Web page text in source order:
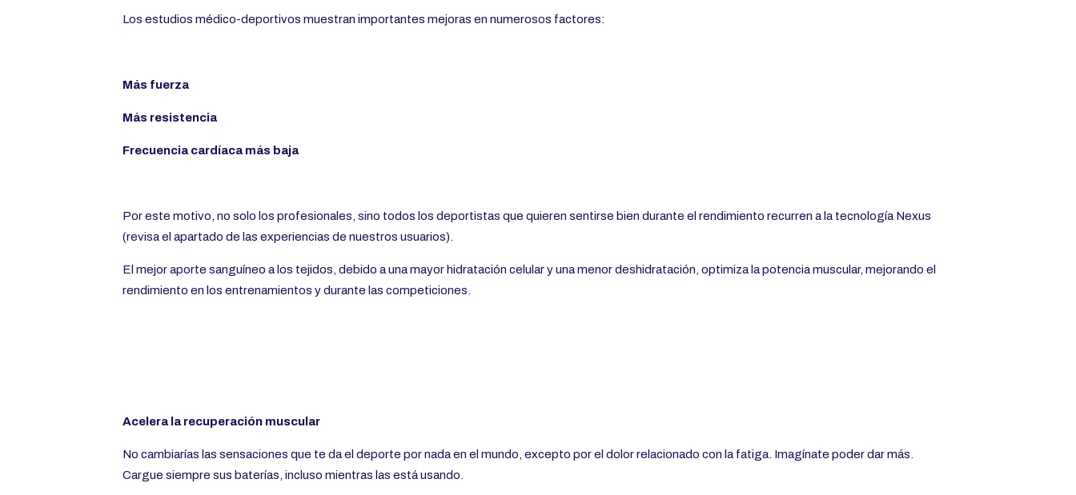
Los estudios médico-deportivos muestran importantes mejoras en numerosos factores:
Más fuerza
Más resistencia
Frecuencia cardíaca más baja
Por este motivo, no solo los profesionales, sino todos los deportistas que quieren sentirse bien durante el rendimiento recurren a la tecnología Nexus
(revisa el apartado de las experiencias de nuestros usuarios).
El mejor aporte sanguíneo a los tejidos, debido a una mayor hidratación celular y una menor deshidratación, optimiza la potencia muscular, mejorando el
rendimiento en los entrenamientos y durante las competiciones.
Acelera la recuperación muscular
No cambiarías las sensaciones que te da el deporte por nada en el mundo, excepto por el dolor relacionado con la fatiga. Imagínate poder dar más.
Cargue siempre sus baterías, incluso mientras las está usando.